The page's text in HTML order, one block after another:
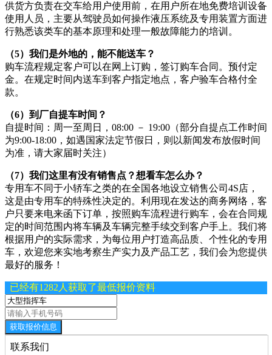
供货方负责在交车给用户使用前，在用户所在地免费培训设备
使用人员，主要从驾驶员如何操作液压系统及专用装置方面进
行熟悉该类车的基本原理和处理一般故障能力的培训。
（5）我们是外地的，能不能送车？
购车流程规定客户可以在网上订购，签订购车合同。预付定
金。在规定时间内送车到客户指定地点，客户验车合格付全
款。
（6）到厂自提车时间？
自提时间：周一至周日，08:00 － 19:00（部分自提点工作时间
为9:00-18:00，如遇国家法定节假日，则以新闻发布放假时间
为准，请大家届时关注）
（7）我们这里有没有销售点？想看车怎么办？
专用车不同于小轿车之类的在全国各地设立销售公司4S店，
这是由专用车的特殊性决定的。利用现在发达的商务网络，客
户只要来电来函下订单，按照购车流程进行购车，会在合同规
定的时间范围内将车辆及车辆完整手续交到客户手上。我们将
根据用户的实际需求，为每位用户打造高品质、个性化的专用
车，欢迎您来实地考察生产实力及产品工艺，我们会为您提供
最好的服务！
已经有1282人获取了最低报价资料
获取报价信息
联系我们